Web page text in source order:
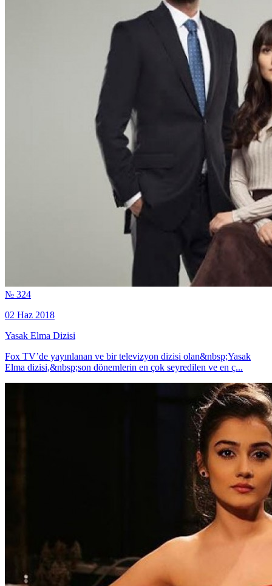
№ 324
02 Haz 2018
Yasak Elma Dizisi
Fox TV’de yayınlanan ve bir televizyon dizisi olan&nbsp;Yasak
Elma dizisi,&nbsp;son dönemlerin en çok seyredilen ve en ç...